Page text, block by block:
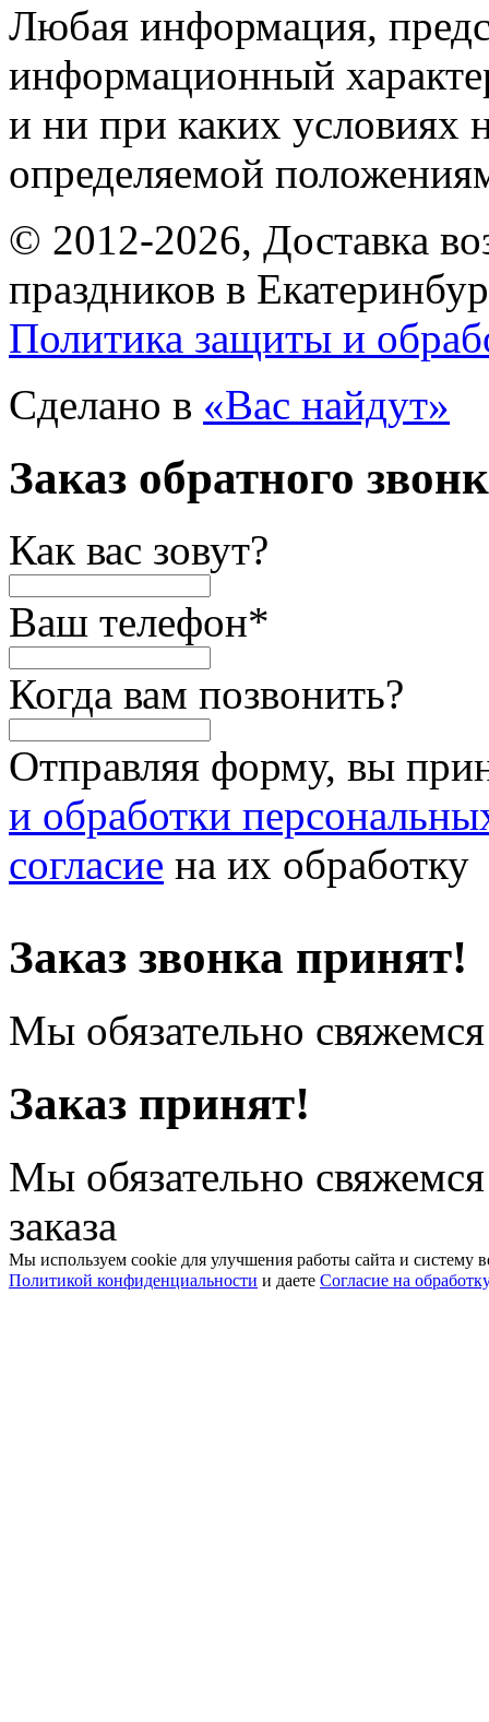
Любая информация,
информационный
и ни при каких условиях
определяемой
© 2012-2026, Доставка
праздников в
Политика защиты и
Сделано в «Вас найдут»
Заказ обратного
Как вас зовут?
Ваш телефон*
Когда вам позвонить?
Отправляя форму, вы
и обработки
согласие на их обработку
Заказ звонка принят!
Мы обязательно
Заказ принят!
Мы обязательно
заказа
Мы используем cookie для улучшения работы сайта и систему
Политикой конфиденциальности и даете Согласие на